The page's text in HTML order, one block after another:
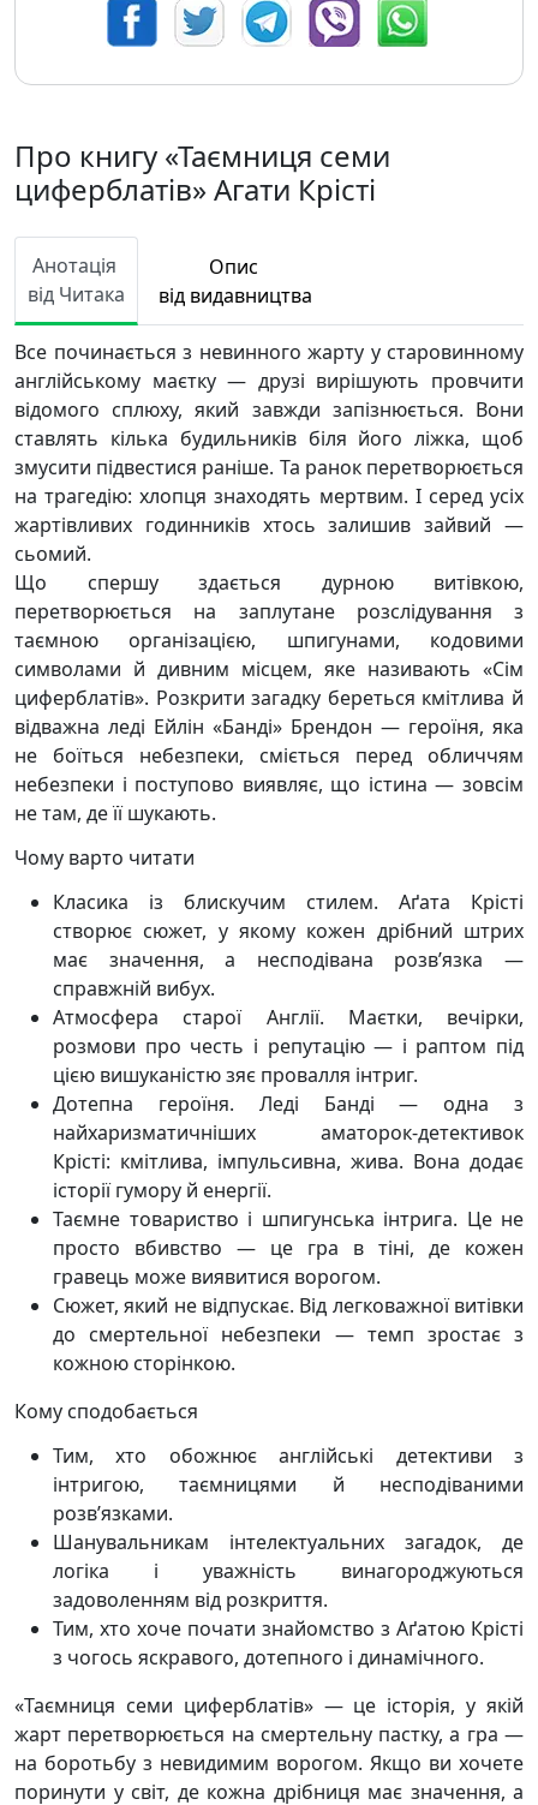
Про книгу «Таємниця семи
циферблатів» Агати Крісті
Анотація
від Читака
Опис
від видавництва
Все починається з невинного жарту у старовинному
англійському маєтку — друзі вирішують провчити
відомого сплюху, який завжди запізнюється. Вони
ставлять кілька будильників біля його ліжка, щоб
змусити підвестися раніше. Та ранок перетворюється
на трагедію: хлопця знаходять мертвим. І серед усіх
жартівливих годинників хтось залишив зайвий —
сьомий.
Що спершу здається дурною витівкою,
перетворюється на заплутане розслідування з
таємною організацією, шпигунами, кодовими
символами й дивним місцем, яке називають «Сім
циферблатів». Розкрити загадку береться кмітлива й
відважна леді Ейлін «Банді» Брендон — героїня, яка
не боїться небезпеки, сміється перед обличчям
небезпеки і поступово виявляє, що істина — зовсім
не там, де її шукають.
Чому варто читати
Класика із блискучим стилем. Аґата Крісті
створює сюжет, у якому кожен дрібний штрих
має значення, а несподівана розв’язка —
справжній вибух.
Атмосфера старої Англії. Маєтки, вечірки,
розмови про честь і репутацію — і раптом під
цією вишуканістю зяє провалля інтриг.
Дотепна героїня. Леді Банді — одна з
найхаризматичніших аматорок-детективок
Крісті: кмітлива, імпульсивна, жива. Вона додає
історії гумору й енергії.
Таємне товариство і шпигунська інтрига. Це не
просто вбивство — це гра в тіні, де кожен
гравець може виявитися ворогом.
Сюжет, який не відпускає. Від легковажної витівки
до смертельної небезпеки — темп зростає з
кожною сторінкою.
Кому сподобається
Тим, хто обожнює англійські детективи з
інтригою, таємницями й несподіваними
розв’язками.
Шанувальникам інтелектуальних загадок, де
логіка і уважність винагороджуються
задоволенням від розкриття.
Тим, хто хоче почати знайомство з Аґатою Крісті
з чогось яскравого, дотепного і динамічного.
«Таємниця семи циферблатів» — це історія, у якій
жарт перетворюється на смертельну пастку, а гра —
на боротьбу з невидимим ворогом. Якщо ви хочете
поринути у світ, де кожна дрібниця має значення, а